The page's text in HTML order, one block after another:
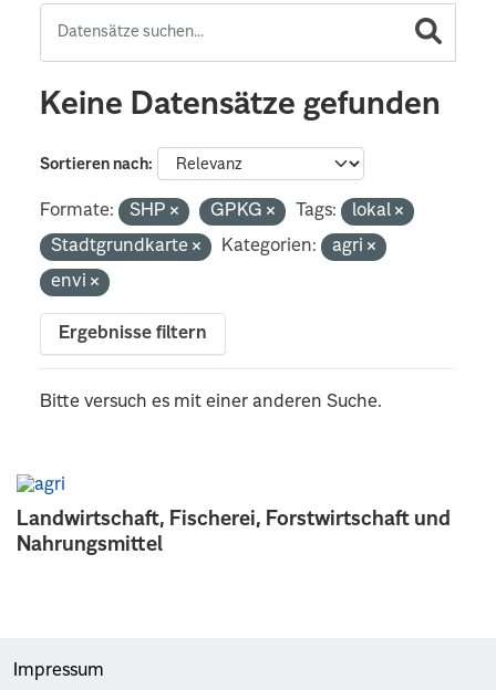
Landwirtschaft, Fischerei, Forstwirtschaft und
Nahrungsmittel
Keine Datensätze gefunden
Sortieren nach
Formate: SHP GPKG Tags:
lokal
Stadtgrundkarte
Kategorien:
agri
envi
Ergebnisse filtern
Bitte versuch es mit einer anderen Suche.
Impressum